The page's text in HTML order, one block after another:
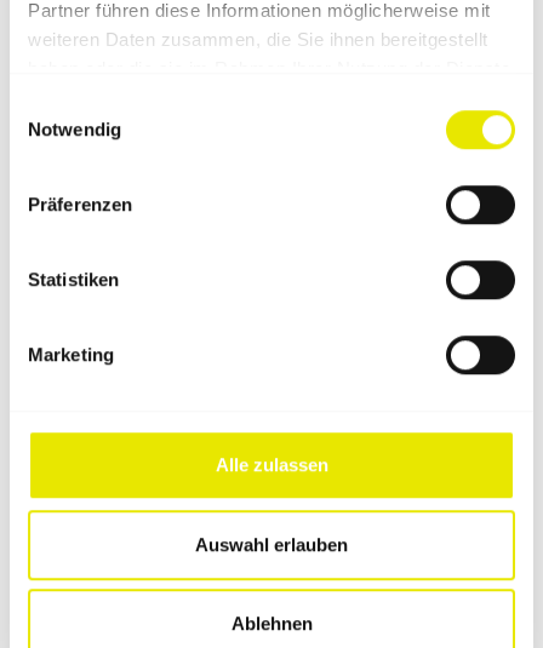
Partner führen diese Informationen möglicherweise mit
weiteren Daten zusammen, die Sie ihnen bereitgestellt
Notwendig
Präferenzen
Statistiken
Marketing
Alle zulassen
Auswahl erlauben
Ablehnen
Jetzt Faltzelt konfigurieren